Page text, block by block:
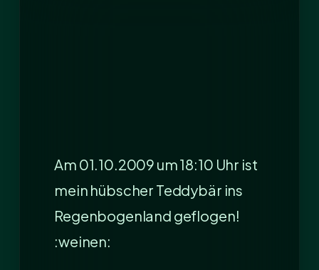
Am 01.10.2009 um 18:10 Uhr ist
mein hübscher Teddybär ins
Regenbogenland geflogen!
:weinen: